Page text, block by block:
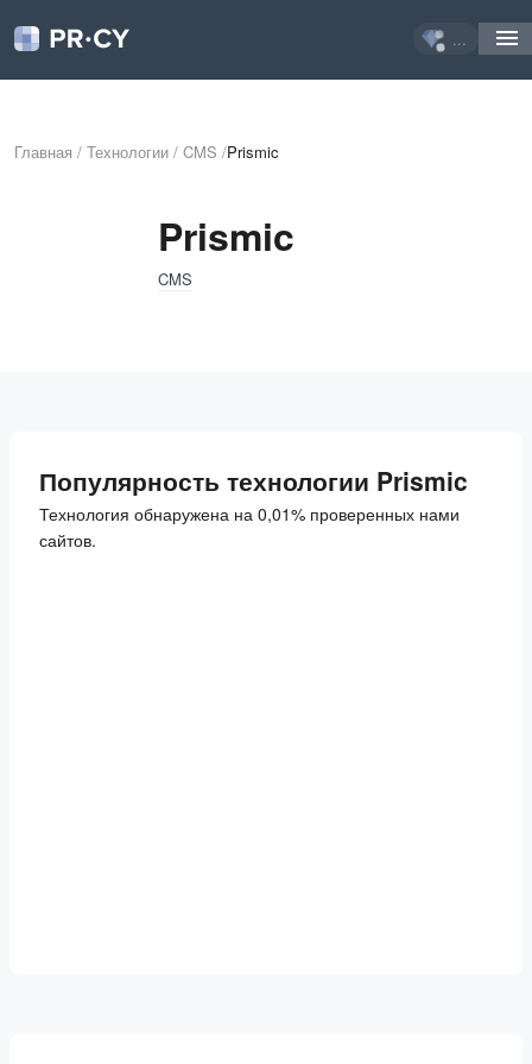
...
Главная / Технологии / CMS /Prismic
Prismic
CMS
Популярность технологии Prismic
Технология обнаружена на 0,01% проверенных нами
сайтов.